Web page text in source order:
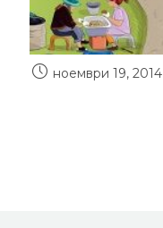
ноември 19, 2014